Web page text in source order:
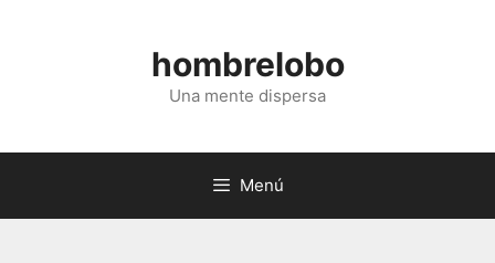
hombrelobo
Una mente dispersa
Menú